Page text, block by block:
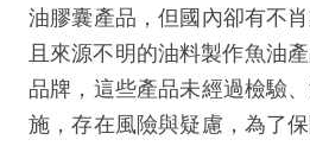
油膠囊產品，但國內卻有不
且來源不明的油料製作魚油
品牌，這些產品未經過檢驗
施，存在風險與疑慮，為了